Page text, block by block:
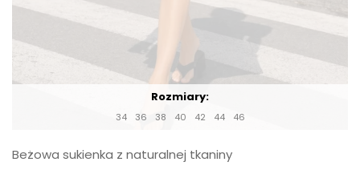
Rozmiary:
34 36 38 40 42 44 46
Beżowa sukienka z naturalnej tkaniny